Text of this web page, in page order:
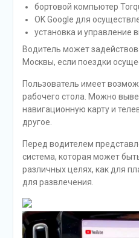
бортовой компьютер
OK Google для
установка и управление
Водитель может
Москвы, если поездки
Пользователь имеет
рабочего стола. Можно
навигационную карту и
другое.
Перед водителем
система, которая может
различных целях, как для
для развлечения.